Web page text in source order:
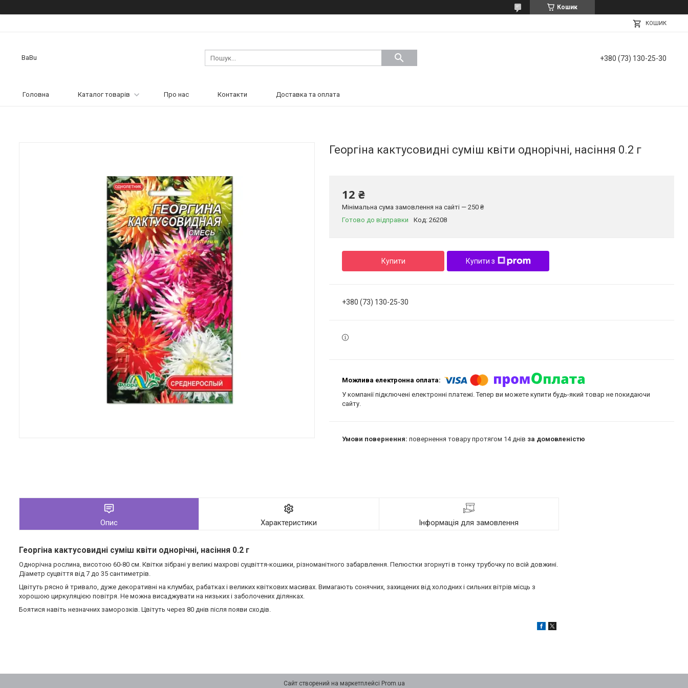
Кошик
КОШИК
BaBu +380 (73) 130-25-30
Головна Каталог товарів Про нас Контакти Доставка та оплата
Георгіна кактусовидні суміш квіти однорічні, насіння 0.2 г
12 ₴
Мінімальна сума замовлення на сайті — 250 ₴
Готово до відправки
Код: 26208
Купити Купити з
+380 (73) 130-25-30
У компанії підключені електронні платежі. Тепер ви можете купити будь-який товар не покидаючи
сайту.
повернення товару протягом 14 днів за домовленістю
Опис Характеристики Інформація для замовлення
Георгіна кактусовидні суміш квіти однорічні, насіння 0.2 г
Однорічна рослина, висотою 60-80 см. Квітки зібрані у великі махрові суцвіття-кошики, різноманітного забарвлення. Пелюстки згорнуті в тонку трубочку по всій довжині.
Діаметр суцвіття від 7 до 35 сантиметрів.
Цвітуть рясно й тривало, дуже декоративні на клумбах, рабатках і великих квіткових масивах. Вимагають сонячних, захищених від холодних і сильних вітрів місць з
хорошою циркуляцією повітря. Не можна висаджувати на низьких і заболочених ділянках.
Боятися навіть незначних заморозків. Цвітуть через 80 днів після появи сходів.
Сайт створений на маркетплейсі Prom.ua